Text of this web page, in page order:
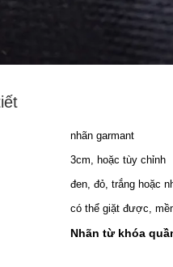
nhãn garmant
3cm, hoặc tùy chỉnh
đen, đỏ, trắng hoặc
có thể giặt được,
Nhãn từ khóa